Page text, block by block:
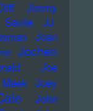
Jimmy
JJ
Joan
Jochen
Joe
Joey
John